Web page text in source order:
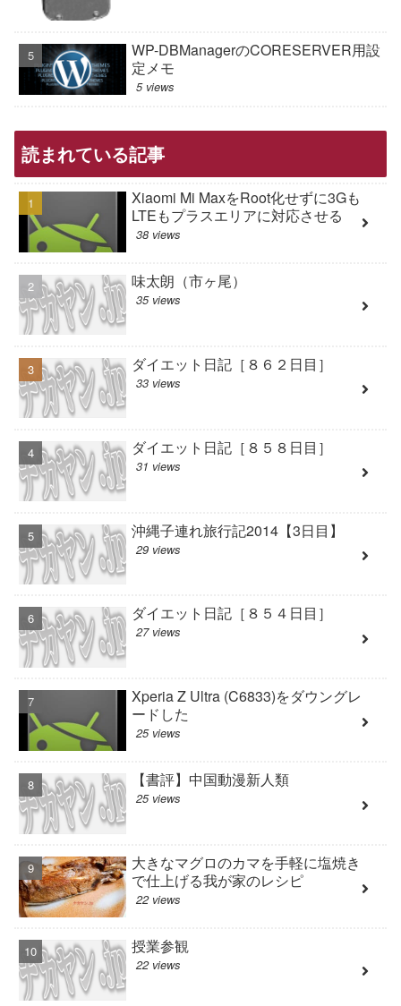
WP-DBManagerのCORESERVER用設
定メモ
5 views
読まれている記事
Xiaomi Mi MaxをRoot化せずに3Gも
LTEもプラスエリアに対応させる
38 views
味太朗（市ヶ尾）
35 views
ダイエット日記［８６２日目］
33 views
ダイエット日記［８５８日目］
31 views
沖縄子連れ旅行記2014【3日目】
29 views
ダイエット日記［８５４日目］
27 views
Xperia Z Ultra (C6833)をダウングレ
ードした
25 views
【書評】中国動漫新人類
25 views
大きなマグロのカマを手軽に塩焼き
で仕上げる我が家のレシピ
22 views
授業参観
22 views